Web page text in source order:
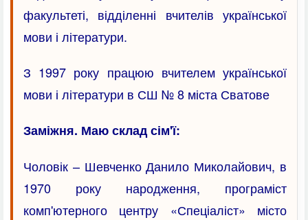
факультеті, відділенні вчителів української
мови і літератури.
З 1997 року працюю вчителем української
мови і літератури в СШ № 8 міста Сватове
Заміжня. Маю склад сім'ї:
Чоловік – Шевченко Данило Миколайович, в
1970 року народження, програміст
комп'ютерного центру «Спеціаліст» місто